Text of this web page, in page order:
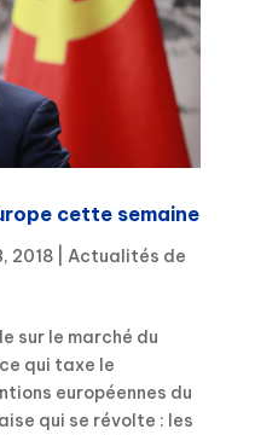
cette semaine
2018| Actualités de
sur le marché du
qui taxe le
européennes du
qui se révolte : les